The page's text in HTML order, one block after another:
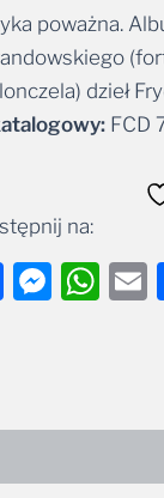
poważna.
dzieł
FCD
na: